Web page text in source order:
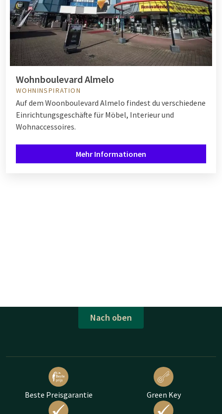
Wohnboulevard Almelo
WOHNINSPIRATION
Auf dem Woonboulevard Almelo findest du verschiedene
Einrichtungsgeschäfte für Möbel, Interieur und
Wohnaccessoires.
Mehr Informationen
Nach oben
Beste Preisgarantie Green Key